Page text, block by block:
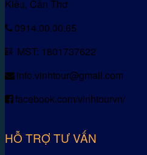
Kiều, Cần Thơ
0914.00.00.65
MST: 1801737622
info.vinhtour@gmail.com
facebook.com/vinhtourvn/
HỖ TRỢ TƯ VẤN